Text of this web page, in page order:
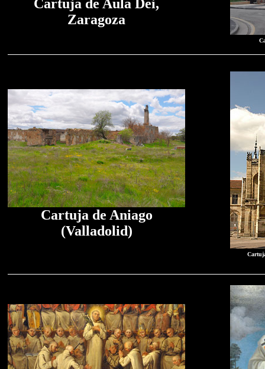
Cartuja de Aula Dei,
Zaragoza
Cartuja de Aniago
(Valladolid)